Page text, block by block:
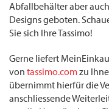
Abfallbehälter aber
Designs geboten.
Sie sich Ihre Tassimo!
Gerne liefert
von tassimo.comzu
übernimmt hierfür die
anschliessende